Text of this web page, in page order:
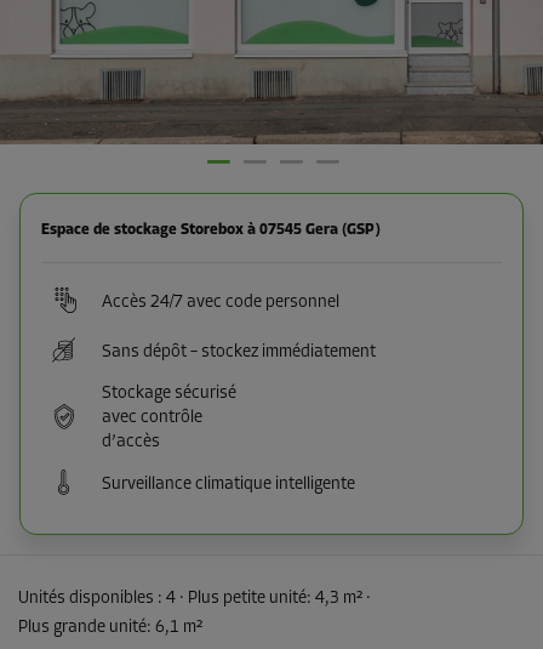
Espace de stockage Storebox à 07545 Gera (GSP)
Accès 24/7 avec code personnel
Sans dépôt – stockez immédiatement
Stockage sécurisé
avec contrôle
d’accès
Surveillance climatique intelligente
Unités disponibles : 4 · Plus petite unité: 4,3 m² ·
Plus grande unité: 6,1 m²